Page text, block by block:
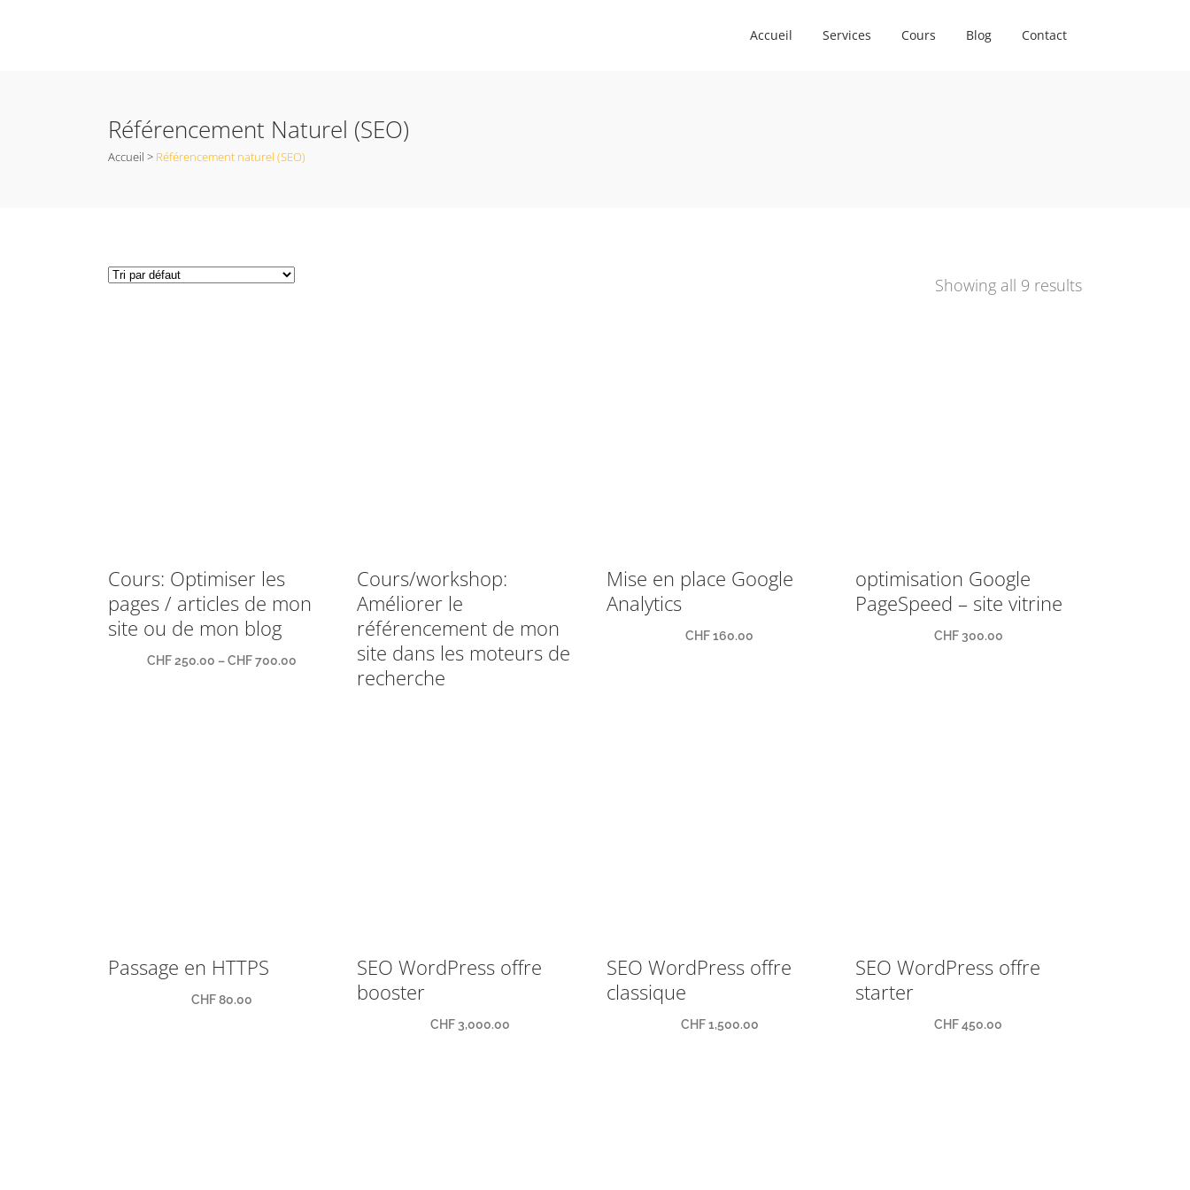
Accueil Services Cours Blog Contact
Référencement Naturel (SEO)
Accueil > Référencement naturel (SEO)
Showing all 9 results
Cours: Optimiser les
pages / articles de mon
site ou de mon blog
CHF250.00 –CHF700.00
Cours/workshop:
Améliorer le
référencement de mon
site dans les moteurs de
recherche
Mise en place Google
Analytics
CHF160.00
optimisation Google
PageSpeed – site vitrine
CHF300.00
Passage en HTTPS
CHF80.00
SEO WordPress offre
booster
CHF3,000.00
SEO WordPress offre
classique
CHF1,500.00
SEO WordPress offre
starter
CHF450.00